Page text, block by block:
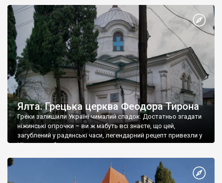
Ялта. Грецька церква Феодора Тирона
Греки залишили Україні чималий спадок. Достатньо згадати
ніжинські огірочки – ви ж мабуть всі знаєте, що цей,
загублений у радянські часи, легендарний рецепт привезли у
Ніжин греки?